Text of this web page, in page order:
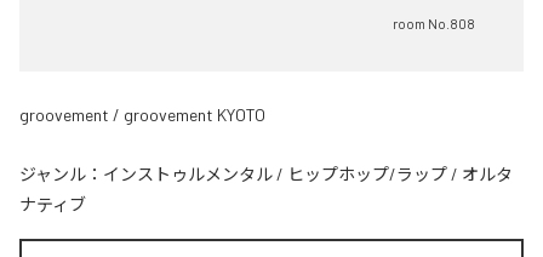
room No.808
groovement / groovement KYOTO
ジャンル： インストゥルメンタル / ヒップホップ/ラップ / オルタ
ナティブ